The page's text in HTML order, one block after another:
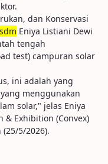
dan Konservasi
Eniya Listiani Dewi
tengah
test) campuran solar
ini adalah yang
menggunakan
solar," jelas Eniya
& Exhibition (Convex)
5/2026).